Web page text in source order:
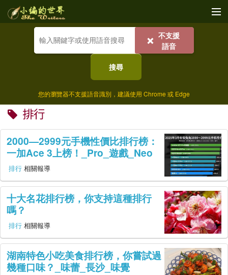
美體
文化
歷史
社群
幫助
帳號登入
❌ 不支援
語音
搜尋
您的瀏覽器不支援語音識別，建議使用 Chrome 或 Edge
排行
2000—2999元手機性價比排行榜：
一加Ace 3上榜！_Pro_遊戲_Neo
排行 相關報導
十大名花排行榜，你支持這種排行
嗎？
排行 相關報導
湖南特色小吃美食排行榜，你嘗試過
幾種口味？_味蕾_長沙_味覺